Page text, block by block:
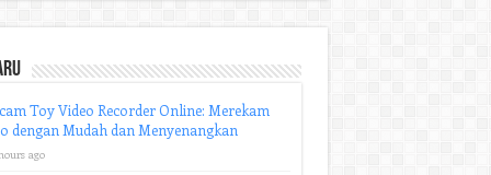
Toy Video Recorder Online: Merekam
dengan Mudah dan Menyenangkan
ago